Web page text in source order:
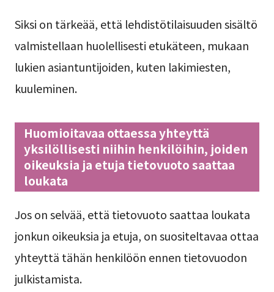
Siksi on tärkeää, että lehdistötilaisuuden sisältö
valmistellaan huolellisesti etukäteen, mukaan
lukien asiantuntijoiden, kuten lakimiesten,
kuuleminen.
Huomioitavaa ottaessa yhteyttä
yksilöllisesti niihin henkilöihin, joiden
oikeuksia ja etuja tietovuoto saattaa
loukata
Jos on selvää, että tietovuoto saattaa loukata
jonkun oikeuksia ja etuja, on suositeltavaa ottaa
yhteyttä tähän henkilöön ennen tietovuodon
julkistamista.